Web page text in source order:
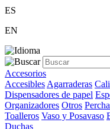
ES
EN
Accesorios
Accesibles Agarraderas
Dispensadores de papel
Organizadores Otros
Toalleros Vaso y Posavaso
Duchas